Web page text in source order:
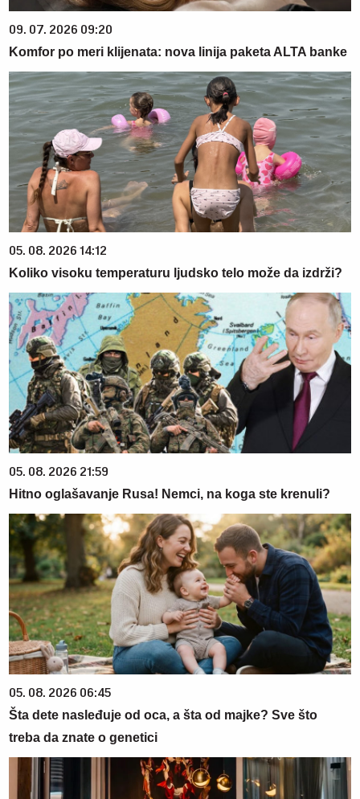
09. 07. 2026 09:20
Komfor po meri klijenata: nova linija paketa ALTA banke
05. 08. 2026 14:12
Koliko visoku temperaturu ljudsko telo može da izdrži?
05. 08. 2026 21:59
Hitno oglašavanje Rusa! Nemci, na koga ste krenuli?
05. 08. 2026 06:45
Šta dete nasleđuje od oca, a šta od majke? Sve što
treba da znate o genetici